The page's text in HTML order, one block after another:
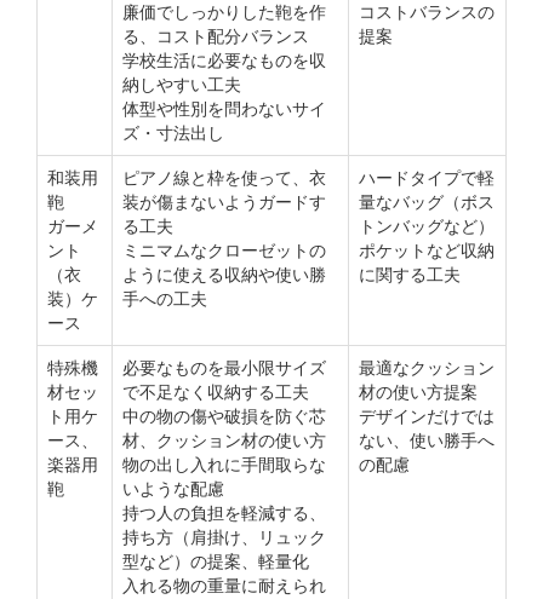
廉価でしっかりした鞄を作
る、コスト配分バランス
学校生活に必要なものを収
納しやすい工夫
体型や性別を問わないサイ
ズ・寸法出し
コストバランスの
提案
和装用
鞄
ガーメ
ント
（衣
装）ケ
ース
ピアノ線と枠を使って、衣
装が傷まないようガードす
る工夫
ミニマムなクローゼットの
ように使える収納や使い勝
手への工夫
ハードタイプで軽
量なバッグ（ボス
トンバッグなど）
ポケットなど収納
に関する工夫
特殊機
材セッ
ト用ケ
ース、
楽器用
鞄
必要なものを最小限サイズ
で不足なく収納する工夫
中の物の傷や破損を防ぐ芯
材、クッション材の使い方
物の出し入れに手間取らな
いような配慮
持つ人の負担を軽減する、
持ち方（肩掛け、リュック
型など）の提案、軽量化
入れる物の重量に耐えられ
最適なクッション
材の使い方提案
デザインだけでは
ない、使い勝手へ
の配慮